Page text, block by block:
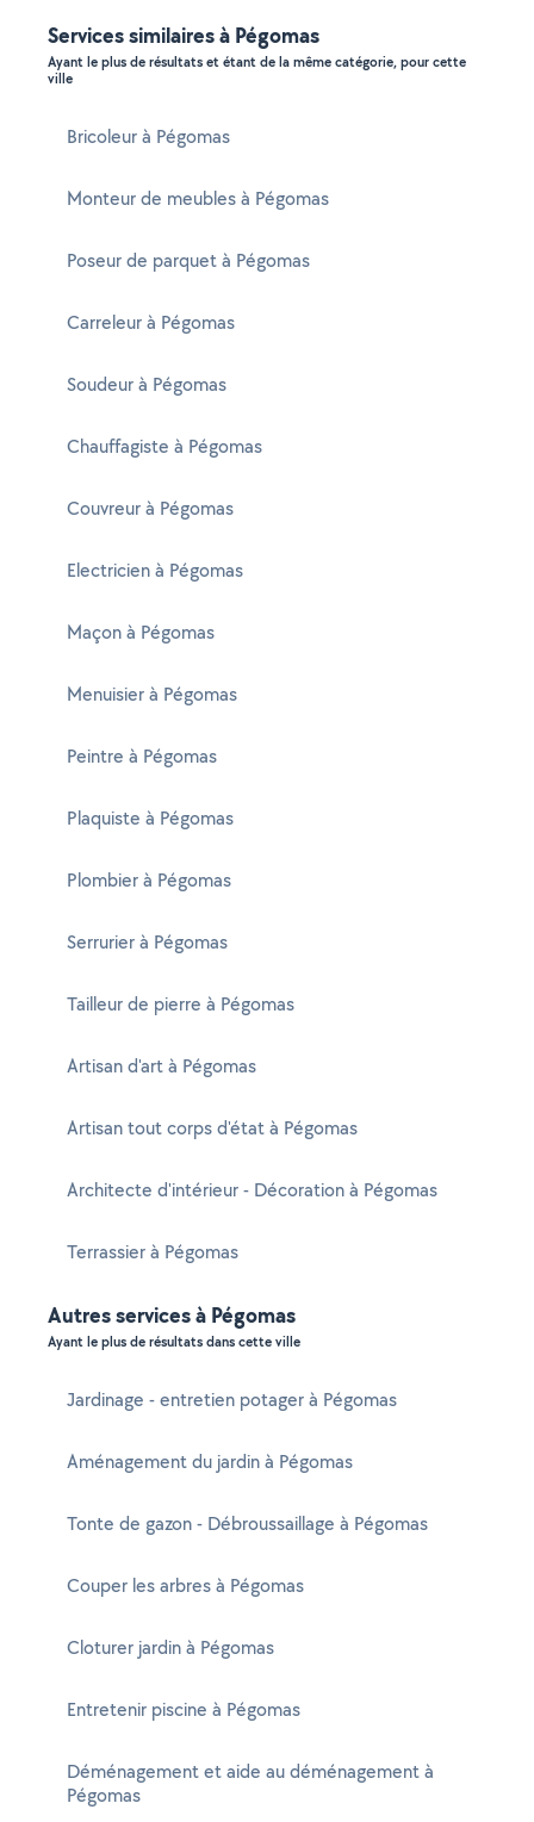
Services similaires à Pégomas
Ayant le plus de résultats et étant de la même catégorie, pour cette
ville
Bricoleur à Pégomas
Monteur de meubles à Pégomas
Poseur de parquet à Pégomas
Carreleur à Pégomas
Soudeur à Pégomas
Chauffagiste à Pégomas
Couvreur à Pégomas
Electricien à Pégomas
Maçon à Pégomas
Menuisier à Pégomas
Peintre à Pégomas
Plaquiste à Pégomas
Plombier à Pégomas
Serrurier à Pégomas
Tailleur de pierre à Pégomas
Artisan d'art à Pégomas
Artisan tout corps d'état à Pégomas
Architecte d'intérieur - Décoration à Pégomas
Terrassier à Pégomas
Autres services à Pégomas
Ayant le plus de résultats dans cette ville
Jardinage - entretien potager à Pégomas
Aménagement du jardin à Pégomas
Tonte de gazon - Débroussaillage à Pégomas
Couper les arbres à Pégomas
Cloturer jardin à Pégomas
Entretenir piscine à Pégomas
Déménagement et aide au déménagement à
Pégomas